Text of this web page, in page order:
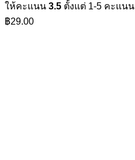
ให้คะแนน 3.5 ตั้งแต่ 1-5 คะแนน
฿29.00